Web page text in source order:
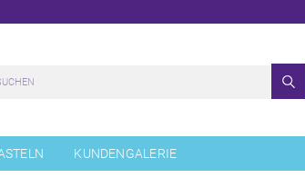
KUNDENGALERIE